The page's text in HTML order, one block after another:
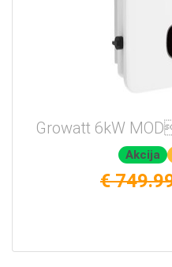
Growatt 6kW
Akcija
€